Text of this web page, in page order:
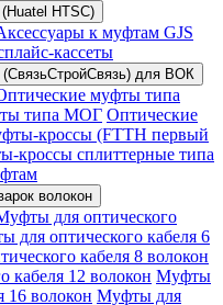
HTSC)
к муфтам GJS
кассеты
для ВОК
муфты типа
типа МОГ Оптические
кроссы (FTTH первый
кроссы сплиттерные типа
волокон
для оптического
для оптического кабеля 6
кабеля 8 волокон
кабеля 12 волокон Муфты
16 волокон Муфты для